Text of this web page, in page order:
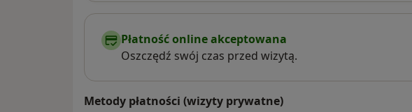
Płatność online akceptowana
Oszczędź swój czas przed wizytą.
Metody płatności (wizyty prywatne)